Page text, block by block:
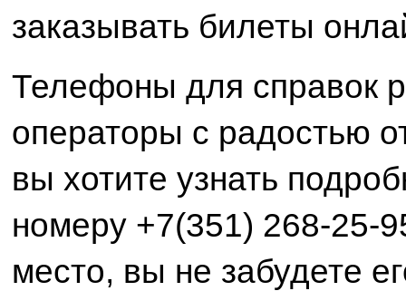
заказывать билеты
Телефоны для справок
операторы с радостью
вы хотите узнать
номеру +7(351) 268-25-
место, вы не забудете